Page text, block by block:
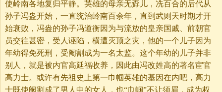
使岭南各地复归平静。英雄的母亲无孬儿，冼百合的后代从
孙子冯盎开始，一直统治岭南百余年，直到武则天时期才开
始衰败，冯盎的孙子冯道衡因为与流放的皇亲国戚、前朝官
员交往甚密，受人诬陷，横遭灭顶之灾，他的一个儿子因为
年幼得免死刑，受阉割成为一名太监。这个年幼的儿子并非
别人，就是被内官高延福收养，因此由冯改姓高的著名宦官
高力士。或许有先祖史上第一巾帼英雄的基因在内吧，高力
士既使阉割成了男人中的女人，也“巾帼”不让须眉，成为权